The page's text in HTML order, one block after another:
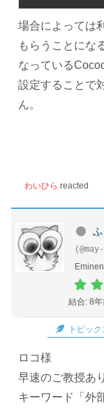
場合によっては
もらうことにな
なっている
設定することで
ん。
わいひら reacted
ふ
結合: 8
トピッ
ロコ様
早速のご教授あ
キーワード「外